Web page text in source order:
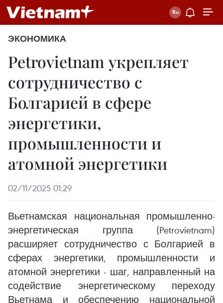
ЭКОНОМИКА
Petrovietnam укрепляет
сотрудничество с
Болгарией в сфере
энергетики,
промышленности и
атомной энергетики
02/11/2025 01:29
Вьетнамская национальная промышленно-
энергетическая группа (Petrovietnam)
расширяет сотрудничество с Болгарией в
сферах энергетики, промышленности и
атомной энергетики - шаг, направленный на
содействие энергетическому переходу
Вьетнама и обеспечению национальной